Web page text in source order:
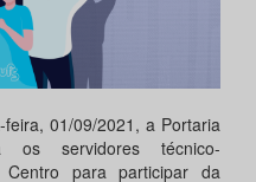
01/09/2021, a Portaria
os servidores técnico-
Centro para participar da